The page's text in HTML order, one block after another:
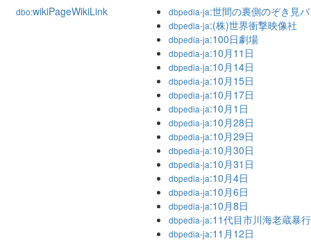
dbo:wikiPageWikiLink dbpedia-ja:世間の裏側のぞき見
dbpedia-ja:(株)世界衝撃映像社
dbpedia-ja:100日劇場
dbpedia-ja:10月11日
dbpedia-ja:10月14日
dbpedia-ja:10月15日
dbpedia-ja:10月17日
dbpedia-ja:10月1日
dbpedia-ja:10月28日
dbpedia-ja:10月29日
dbpedia-ja:10月30日
dbpedia-ja:10月31日
dbpedia-ja:10月4日
dbpedia-ja:10月6日
dbpedia-ja:10月8日
dbpedia-ja:11代目市川海老蔵暴
dbpedia-ja:11月12日